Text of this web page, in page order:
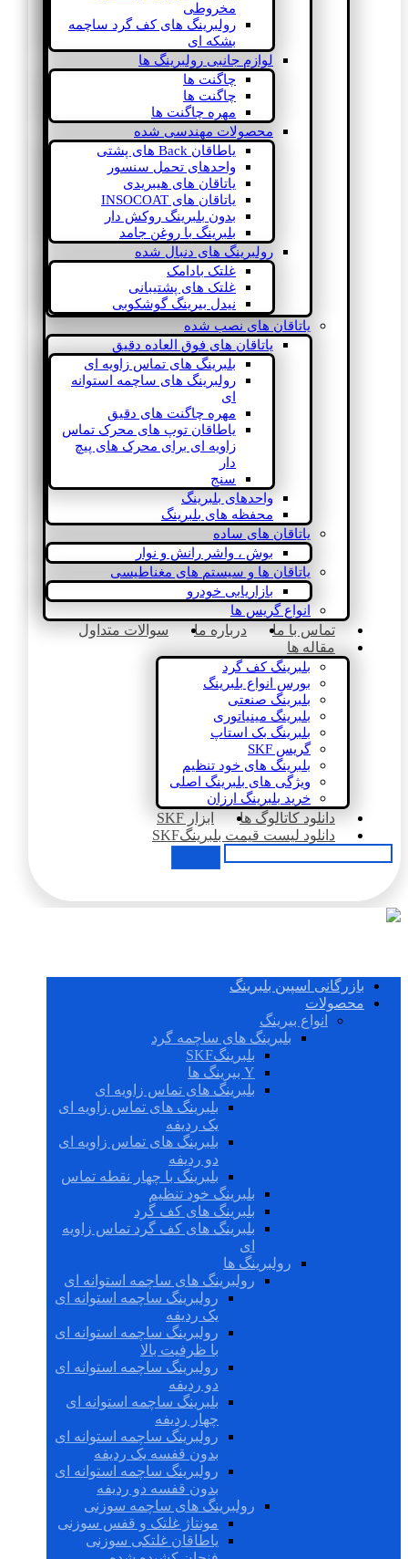
مخروطی
رولبرینگ های کف گرد ساچمه
بشکه ای
لوازم جانبی رولبرینگ ها
چاگنت ها
چاگنت ها
مهره چاگنت ها
محصولات مهندسی شده
یاطاقان Back های پشتی
واحدهای تحمل سنسور
یاتاقان های هیبریدی
یاتاقان های INSOCOAT
بدون بلبرینگ روکش دار
بلبرینگ با روغن جامد
رولبرینگ های دنبال شده
غلتک بادامک
غلتک های پشتیبانی
نیدل بیرینگ گوشکوبی
یاتاقان های نصب شده
یاتاقان های فوق العاده دقیق
بلبرینگ های تماس زاویه ای
رولبرینگ های ساچمه استوانه
ای
مهره چاگنت های دقیق
یاطاقان توپ های محرک تماس
زاویه ای برای محرک های پیچ
دار
سنج
واحدهای بلبرینگ
محفظه های بلبرینگ
یاتاقان های ساده
بوش ، واشر رانش و نوار
یاتاقان ها و سیستم های مغناطیسی
بازاریابی خودرو
انواع گریس ها
تماس با ما درباره ما
سوالات متداول
مقاله ها
بلبرینگ کف گرد
بورس انواع بلبرینگ
بلبرینگ صنعتی
بلبرینگ مینیاتوری
بلبرینگ بک استاپ
گریس SKF
بلبرینگ های خود تنظیم
ویژگی های بلبرینگ اصلی
خرید بلبرینگ ارزان
دانلود کاتالوگ ها
ابزار SKF
دانلود لیست قیمت بلبرینگSKF
بازرگانی اسپین بلبرینگ
محصولات
انواع بیرینگ
بلبرینگ های ساچمه گرد
بلبرینگSKF
Y بیرینگ ها
بلبرینگ های تماس زاویه ای
بلبرینگ های تماس زاویه ای
یک ردیفه
بلبرینگ های تماس زاویه ای
دو ردیفه
بلبرینگ با چهار نقطه تماس
بلبرینگ خود تنظیم
بلبرینگ های کف گرد
بلبرینگ های کف گرد تماس زاویه
ای
رولبرینگ ها
رولبرینگ های ساچمه استوانه ای
رولبرینگ ساچمه استوانه ای
یک ردیفه
رولبرینگ ساچمه استوانه ای
با ظرفیت بالا
رولبرینگ ساچمه استوانه ای
دو ردیفه
بلبرینگ ساچمه استوانه ای
چهار ردیفه
رولبرینگ ساچمه استوانه ای
بدون قفسه یک ردیفه
رولبرینگ ساچمه استوانه ای
بدون قفسه دو ردیفه
رولبرینگ های ساچمه سوزنی
مونتاژ غلتک و قفس سوزنی
یاطاقان غلتکی سوزنی